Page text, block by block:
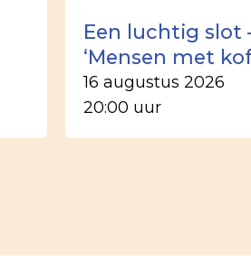
Een luchtig slot
‘Mensen met
16 augustus 2026
20:00 uur